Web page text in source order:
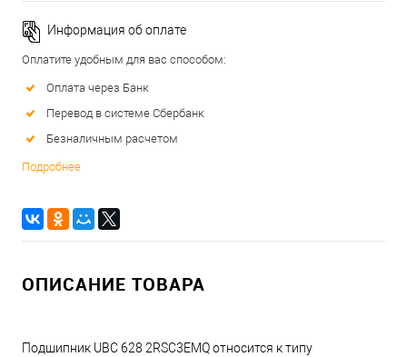
Информация об оплате
Оплатите удобным для вас способом:
Оплата через Банк
Перевод в системе Сбербанк
Безналичным расчетом
Подробнее
ОПИСАНИЕ ТОВАРА
Подшипник UBC 628 2RSC3EMQ относится к типу